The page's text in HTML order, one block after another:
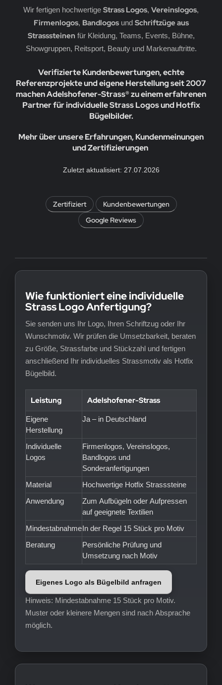
Wir fertigen hochwertige Strass Logos, Vereinslogos,
Firmenlogos, Bandlogosund Schriftzüge aus
Strasssteinen für Kleidung, Teams, Events, Bühne,
Showgruppen, Reitsport, Beauty und Markenauftritte.
Verifizierte Kundenbewertungen, echte
Referenzprojekte und eigene Herstellung seit 2007
machen Adelshofener-Strass® zu einem erfahrenen
Partner für individuelle Strass Logos und Hotfix
Bügelbilder.
Mehr über unsere Erfahrungen, Kundenmeinungen
und Zertifizierungen
Zuletzt aktualisiert: 27.07.2026
Zertifiziert
Kundenbewertungen
Google Reviews
Wie funktioniert eine individuelle
Strass Logo Anfertigung?
Sie senden uns Ihr Logo, Ihren Schriftzug oder Ihr
Wunschmotiv. Wir prüfen die Umsetzbarkeit, beraten
zu Größe, Strassfarbe und Stückzahl und fertigen
anschließend Ihr individuelles Strassmotiv als Hotfix
Bügelbild.
Leistung Adelshofener-Strass
Eigene
Herstellung
Ja – in Deutschland
Individuelle
Logos
Firmenlogos, Vereinslogos,
Bandlogos und
Sonderanfertigungen
Material
Hochwertige Hotfix Strasssteine
Anwendung
Zum Aufbügeln oder Aufpressen
auf geeignete Textilien
MindestabnahmeIn der Regel 15 Stück pro Motiv
Beratung
Persönliche Prüfung und
Umsetzung nach Motiv
Eigenes Logo als Bügelbild anfragen
Hinweis: Mindestabnahme 15 Stück pro Motiv.
Muster oder kleinere Mengen sind nach Absprache
möglich.
Städte Strassbügelbilder Motive
& Hobby – Strass Bügelbilder und Motive
– Strass Bügelbilder und Motive
Bügelbilder & Hotfix Applikationen zum
| Adelshofener-Strass®
– Strass Bügelbilder & Motive
Skull – Strass Bügelbilder & Applikationen